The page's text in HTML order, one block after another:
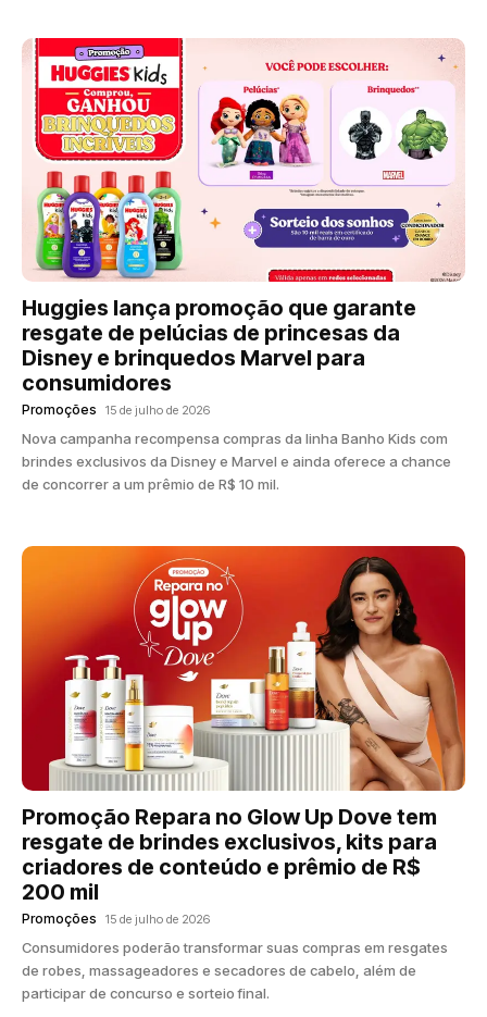
Huggies lança promoção que garante
resgate de pelúcias de princesas da
Disney e brinquedos Marvel para
consumidores
Promoções 15 de julho de 2026
Nova campanha recompensa compras da linha Banho Kids com
brindes exclusivos da Disney e Marvel e ainda oferece a chance
de concorrer a um prêmio de R$ 10 mil.
Promoção Repara no Glow Up Dove tem
resgate de brindes exclusivos, kits para
criadores de conteúdo e prêmio de R$
200 mil
Promoções 15 de julho de 2026
Consumidores poderão transformar suas compras em resgates
de robes, massageadores e secadores de cabelo, além de
participar de concurso e sorteio final.